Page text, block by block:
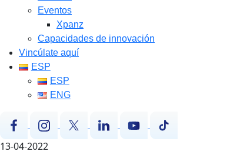
Eventos
Xpanz
Capacidades de innovación
Vincúlate aquí
ESP
ESP
ENG
13-04-2022